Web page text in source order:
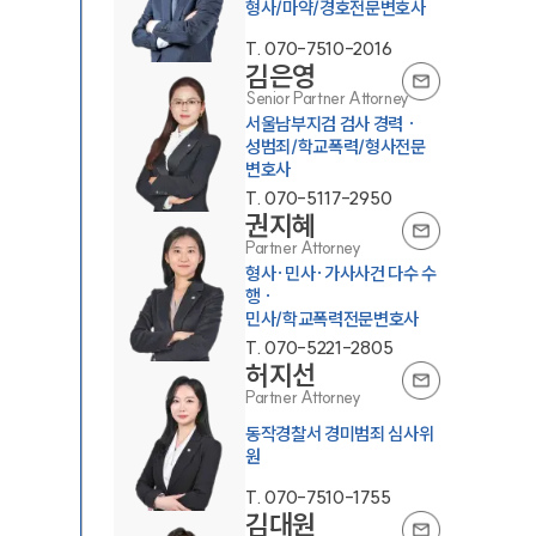
형사/마약/경호전문변호사
T.070-7510-2016
김은영
Senior Partner Attorney
서울남부지검 검사 경력 ·
성범죄/학교폭력/형사전문
변호사
T.070-5117-2950
권지혜
Partner Attorney
형사·민사·가사사건 다수 수
행 ·
민사/학교폭력전문변호사
T.070-5221-2805
허지선
Partner Attorney
동작경찰서 경미범죄 심사위
원
T.070-7510-1755
김대원